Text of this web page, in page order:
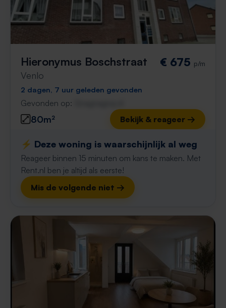
Hieronymus Boschstraat
Venlo
€ 675 p/m
2 dagen, 7 uur geleden gevonden
Gevonden op:
80m² Bekijk & reageer →
⚡️ Deze woning is waarschijnlijk al weg
Reageer binnen 15 minuten om kans te maken. Met
Rent.nl ben je altijd als eerste!
Mis de volgende niet →